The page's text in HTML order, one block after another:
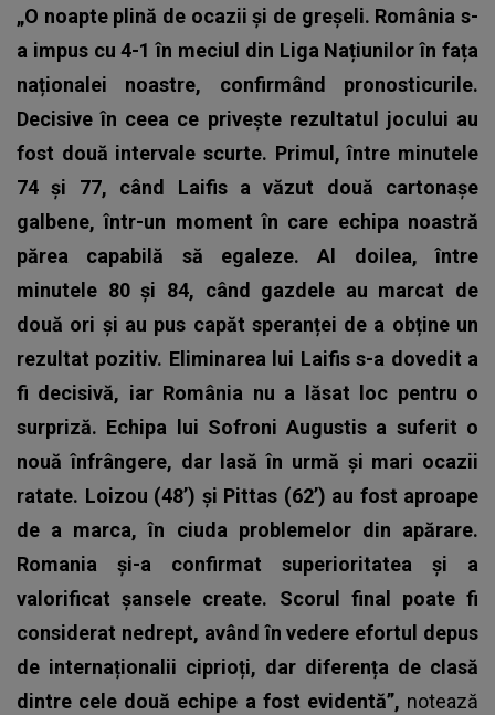
„O noapte plină de ocazii și de greșeli. România s-
a impus cu 4-1 în meciul din Liga Națiunilor în fața
naționalei noastre, confirmând pronosticurile.
Decisive în ceea ce privește rezultatul jocului au
fost două intervale scurte. Primul, între minutele
74 și 77, când Laifis a văzut două cartonașe
galbene, într-un moment în care echipa noastră
părea capabilă să egaleze. Al doilea, între
minutele 80 și 84, când gazdele au marcat de
două ori și au pus capăt speranței de a obține un
rezultat pozitiv. Eliminarea lui Laifis s-a dovedit a
fi decisivă, iar România nu a lăsat loc pentru o
surpriză. Echipa lui Sofroni Augustis a suferit o
nouă înfrângere, dar lasă în urmă și mari ocazii
ratate. Loizou (48’) și Pittas (62’) au fost aproape
de a marca, în ciuda problemelor din apărare.
Romania și-a confirmat superioritatea și a
valorificat șansele create. Scorul final poate fi
considerat nedrept, având în vedere efortul depus
de internaționalii ciprioți, dar diferența de clasă
dintre cele două echipe a fost evidentă”, notează